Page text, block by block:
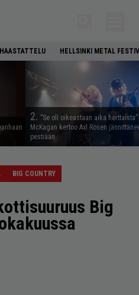
HAASTATTELU HELLSINKI METAL
2. ”Se oli oikeastaan aika
McKagan kertoo Axl Rosen
pestiään
BIG COUNTRY
Big